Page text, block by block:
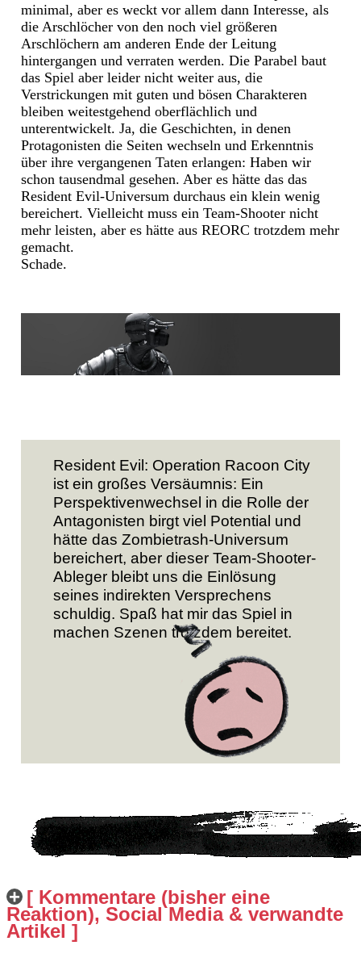
minimal, aber es weckt vor allem dann Interesse, als
die Arschlöcher von den noch viel größeren
Arschlöchern am anderen Ende der Leitung
hintergangen und verraten werden. Die Parabel baut
das Spiel aber leider nicht weiter aus, die
Verstrickungen mit guten und bösen Charakteren
bleiben weitestgehend oberflächlich und
unterentwickelt. Ja, die Geschichten, in denen
Protagonisten die Seiten wechseln und Erkenntnis
über ihre vergangenen Taten erlangen: Haben wir
schon tausendmal gesehen. Aber es hätte das das
Resident Evil-Universum durchaus ein klein wenig
bereichert. Vielleicht muss ein Team-Shooter nicht
mehr leisten, aber es hätte aus REORC trotzdem mehr
gemacht.
Schade.
Resident Evil: Operation Racoon City
ist ein großes Versäumnis: Ein
Perspektivenwechsel in die Rolle der
Antagonisten birgt viel Potential und
hätte das Zombietrash-Universum
bereichert, aber dieser Team-Shooter-
Ableger bleibt uns die Einlösung
seines indirekten Versprechens
schuldig. Spaß hat mir das Spiel in
machen Szenen trotzdem bereitet.
[ Kommentare (bisher eine
Reaktion), Social Media & verwandte
Artikel ]